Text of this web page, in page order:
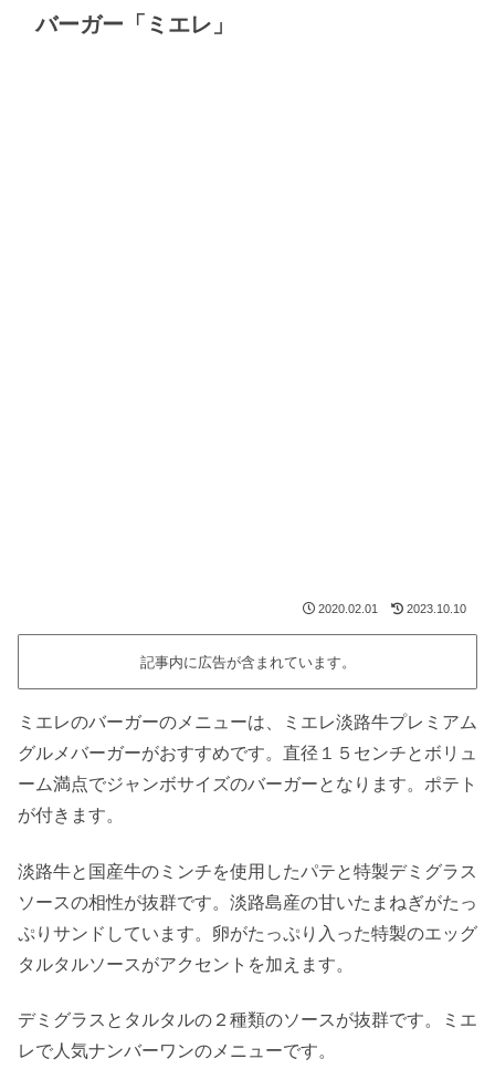
バーガー「ミエレ」
2020.02.01 2023.10.10
記事内に広告が含まれています。
ミエレのバーガーのメニューは、ミエレ淡路牛プレミアム
グルメバーガーがおすすめです。直径１５センチとボリュ
ーム満点でジャンボサイズのバーガーとなります。ポテト
が付きます。
淡路牛と国産牛のミンチを使用したパテと特製デミグラス
ソースの相性が抜群です。淡路島産の甘いたまねぎがたっ
ぷりサンドしています。卵がたっぷり入った特製のエッグ
タルタルソースがアクセントを加えます。
デミグラスとタルタルの２種類のソースが抜群です。ミエ
レで人気ナンバーワンのメニューです。